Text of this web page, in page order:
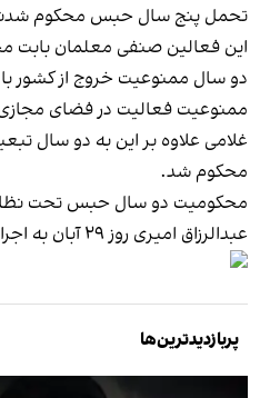
تحمل پنج سال حبس محکوم
این فعالین صنفی معلمان بابت
دو سال ممنوعیت خروج از کشور با
ممنوعیت فعالیت در فضای
غلامی علاوه بر این به دو سال
محکوم شد.
محکومیت دو سال حبس تحت نظارت
عبدالرزاق امیری روز ۲۹ آبان به اجرا در آمد.
پربازدیدترین‌ها